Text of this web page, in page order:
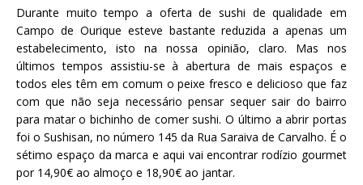
Durante muito tempo a oferta de sushi de qualidade em
Campo de Ourique esteve bastante reduzida a apenas um
estabelecimento, isto na nossa opinião, claro. Mas nos
últimos tempos assistiu-se à abertura de mais espaços e
todos eles têm em comum o peixe fresco e delicioso que faz
com que não seja necessário pensar sequer sair do bairro
para matar o bichinho de comer sushi. O último a abrir portas
foi o Sushisan, no número 145 da Rua Saraiva de Carvalho. É o
sétimo espaço da marca e aqui vai encontrar rodízio gourmet
por 14,90€ ao almoço e 18,90€ ao jantar.